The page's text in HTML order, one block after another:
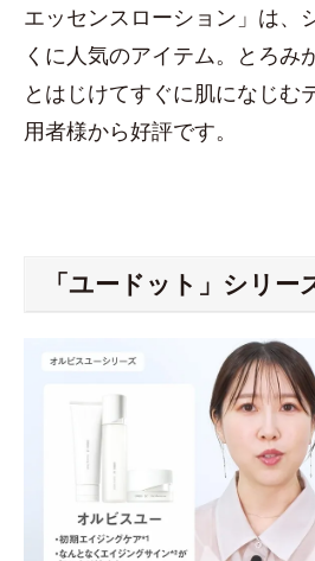
エッセンスローション」は、
くに人気のアイテム。とろみ
とはじけてすぐに肌になじむ
用者様から好評です。
「ユードット」シリー